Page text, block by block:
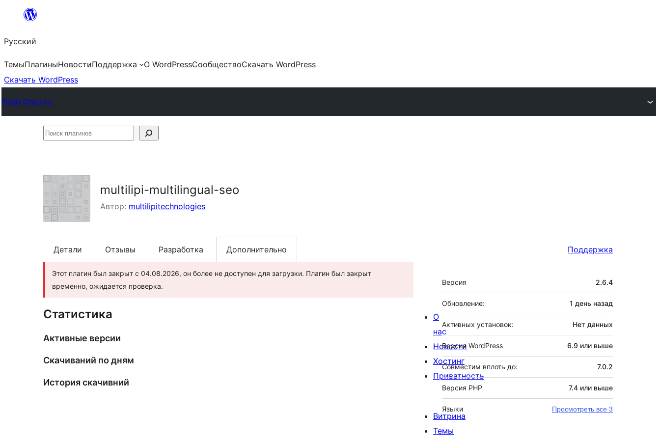
Перейти
содержимому
Русский
ТемыПлагиныНовостиПоддержка О WordPressСообществоСкачать WordPress
Скачать WordPress
Plugin Directory
Поиск
multilipi-multilingual-seo
Автор: multilipitechnologies
Детали Отзывы Разработка Дополнительно Поддержка
Этот плагин был закрыт с 04.08.2026, он более не доступен для загрузки. Плагин был закрыт
временно, ожидается проверка.
Статистика
Активные версии
Скачиваний по дням
История скачивний
Мета
Версия 2.6.4
Обновление: 1 день назад
Активных установок: Нет данных
Версия WordPress 6.9 или выше
Совместим вплоть до: 7.0.2
Версия PHP 7.4 или выше
Языки Просмотреть все 3
О
нас
Новости
Хостинг
Приватность
Витрина
Темы